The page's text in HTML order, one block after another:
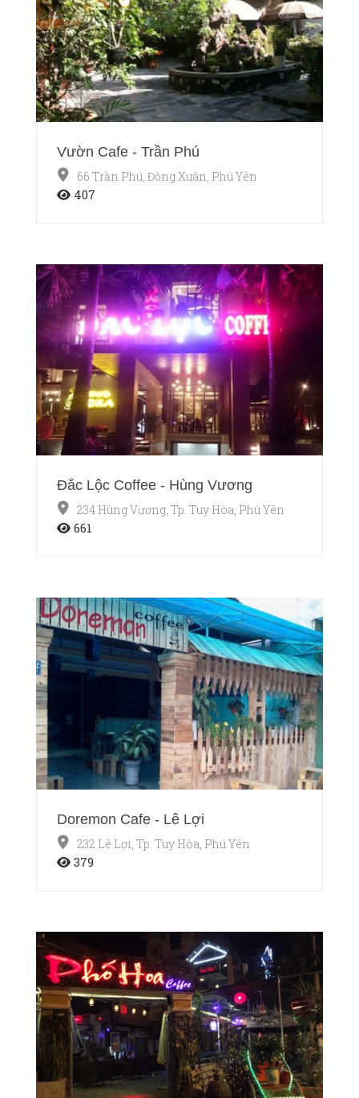
Vườn Cafe - Trần Phú
66 Trần Phú, Đồng Xuân, Phú Yên
407
Đắc Lộc Coffee - Hùng Vương
234 Hùng Vương, Tp. Tuy Hòa, Phú Yên
661
Doremon Cafe - Lê Lợi
232 Lê Lợi, Tp. Tuy Hòa, Phú Yên
379